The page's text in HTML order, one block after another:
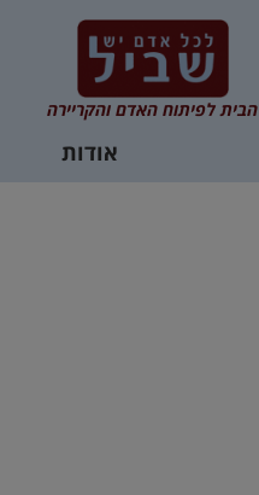
הבית לפיתוח האדם והקריירה
אודות